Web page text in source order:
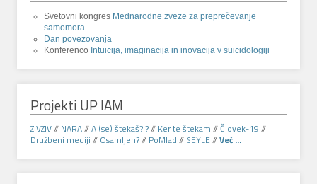
Svetovni kongres Mednarodne zveze za preprečevanje
samomora
Dan povezovanja
Konferenco Intuicija, imaginacija in inovacija v suicidologiji
Projekti UP IAM
ZIVZIV// NARA//A (se) štekaš?!?// Ker te štekam //Človek-19 //
Družbeni mediji // Osamljen?// PoMlad // SEYLE //Več ...